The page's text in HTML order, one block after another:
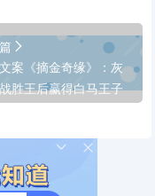
案《摘金奇缘》：灰
胜王后赢得白马王子